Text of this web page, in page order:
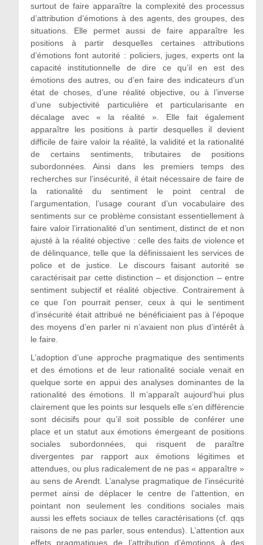
surtout de faire apparaître la complexité des processus
d’attribution d’émotions à des agents, des groupes, des
situations. Elle permet aussi de faire apparaître les
positions à partir desquelles certaines attributions
d’émotions font autorité : policiers, juges, experts ont la
capacité institutionnelle de dire ce qu’il en est des
émotions des autres, ou d’en faire des indicateurs d’un
état de choses, d’une réalité objective, ou à l’inverse
d’une subjectivité particulière et particularisante en
décalage avec « la réalité ». Elle fait également
apparaître les positions à partir desquelles il devient
difficile de faire valoir la réalité, la validité et la rationalité
de certains sentiments, tributaires de positions
subordonnées. Ainsi dans les premiers temps des
recherches sur l’insécurité, il était nécessaire de faire de
la rationalité du sentiment le point central de
l’argumentation, l’usage courant d’un vocabulaire des
sentiments sur ce problème consistant essentiellement à
faire valoir l’irrationalité d’un sentiment, distinct de et non
ajusté à la réalité objective : celle des faits de violence et
de délinquance, telle que la définissaient les services de
police et de justice. Le discours faisant autorité se
caractérisait par cette distinction – et disjonction – entre
sentiment subjectif et réalité objective. Contrairement à
ce que l’on pourrait penser, ceux à qui le sentiment
d’insécurité était attribué ne bénéficiaient pas à l’époque
des moyens d’en parler ni n’avaient non plus d’intérêt à
le faire.
L’adoption d’une approche pragmatique des sentiments
et des émotions et de leur rationalité sociale venait en
quelque sorte en appui des analyses dominantes de la
rationalité des émotions. Il m’apparaît aujourd’hui plus
clairement que les points sur lesquels elle s’en différencie
sont décisifs pour qu’il soit possible de conférer une
place et un statut aux émotions émergeant de positions
sociales subordonnées, qui risquent de paraître
divergentes par rapport aux émotions légitimes et
attendues, ou plus radicalement de ne pas « apparaître »
au sens de Arendt. L’analyse pragmatique de l’insécurité
permet ainsi de déplacer le centre de l’attention, en
pointant non seulement les conditions sociales mais
aussi les effets sociaux de telles caractérisations (cf. qqs
raisons de ne pas parler, sous entendus). L’attention aux
effets pragmatiques de l’attribution d’émotions à des